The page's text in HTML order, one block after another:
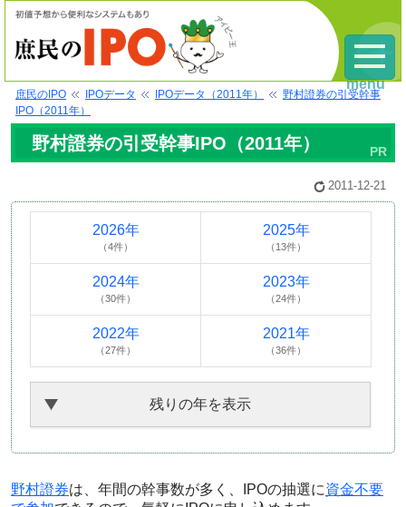
庶民のIPO IPOデータ IPOデータ（2011年）
野村證券の引受幹事
IPO（2011年）
野村證券の引受幹事IPO（2011年）
2011-12-21
2026年
（4件）
2025年
（13件）
2024年
（30件）
2023年
（24件）
2022年
（27件）
2021年
（36件）
残りの年を表示
野村證券は、年間の幹事数が多く、IPOの抽選に資金不要
menu